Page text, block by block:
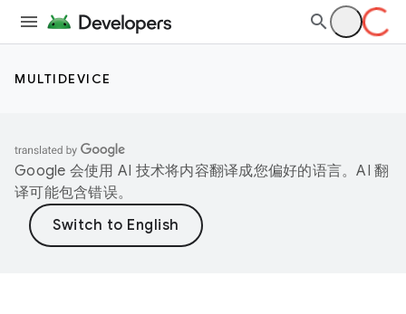
MULTIDEVICE
Google 会使用 AI 技术将内容翻译成您偏好的语言。AI 翻
译可能包含错误。